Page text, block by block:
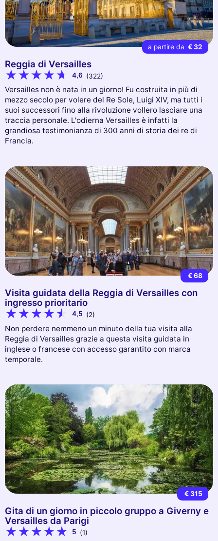
a partire da € 32
Reggia di Versailles
4,6 (322)
Versailles non è nata in un giorno! Fu costruita in più di
mezzo secolo per volere del Re Sole, Luigi XIV, ma tutti i
suoi successori fino alla rivoluzione vollero lasciare una
traccia personale. L'odierna Versailles è infatti la
grandiosa testimonianza di 300 anni di storia dei re di
Francia.
€ 68
Visita guidata della Reggia di Versailles con
ingresso prioritario
4,5 (2)
Non perdere nemmeno un minuto della tua visita alla
Reggia di Versailles grazie a questa visita guidata in
inglese o francese con accesso garantito con marca
temporale.
€ 315
Gita di un giorno in piccolo gruppo a Giverny e
Versailles da Parigi
5 (1)